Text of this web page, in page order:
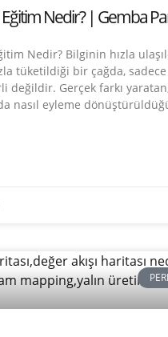
Eğitim Nedir? | Gemba
Nedir? Bilginin hızla
tüketildiği bir çağda, sadece
değildir. Gerçek farkı
nasıl eyleme